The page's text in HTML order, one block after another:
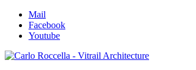
Mail
Facebook
Youtube